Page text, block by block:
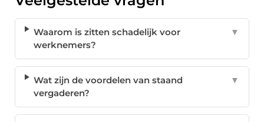
Waarom is zitten schadelijk voor
werknemers?
▼
Wat zijn de voordelen van staand
vergaderen?
▼